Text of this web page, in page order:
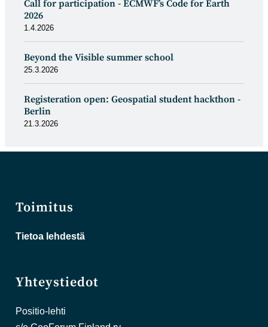
Call for participation - ECMWF’s Code for Earth
2026
1.4.2026
Beyond the Visible summer school
25.3.2026
Registeration open: Geospatial student hackthon -
Berlin
21.3.2026
Toimitus
Tietoa lehdestä
Yhteystiedot
Positio-lehti